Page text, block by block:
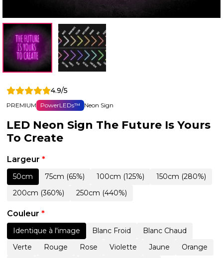
4.9/5
PREMIUM PowerLEDs™ Neon Sign
LED Neon Sign The Future Is Yours
To Create
Largeur *
50cm 75cm (65%) 100cm (125%)
150cm (280%)
200cm (360%)
250cm (440%)
Couleur *
Identique à l'image Blanc Froid
Blanc Chaud
Verte
Rouge Rose Violette Jaune
Orange